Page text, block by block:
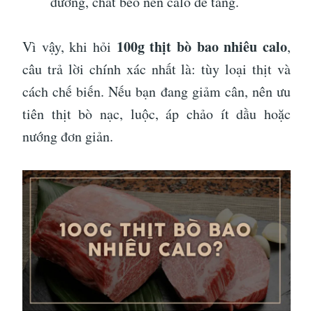
Vì vậy, khi hỏi 100g thịt bò bao nhiêu calo,
câu trả lời chính xác nhất là: tùy loại thịt và
cách chế biến. Nếu bạn đang giảm cân, nên ưu
tiên thịt bò nạc, luộc, áp chảo ít dầu hoặc
nướng đơn giản.